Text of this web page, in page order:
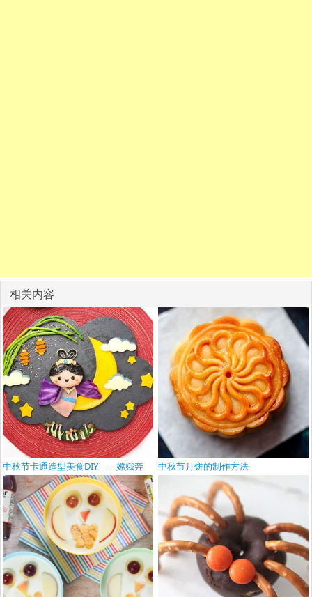
相关内容
中秋节卡通造型美食DIY——嫦娥奔 中秋节月饼的制作方法